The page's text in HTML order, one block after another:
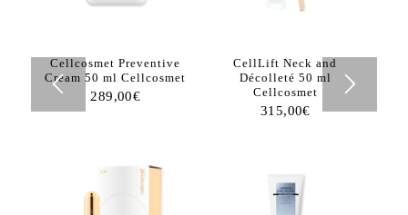
Cellcosmet Preventive
Cream 50 ml Cellcosmet
289,00€
CellLift Neck and
Décolleté 50 ml
Cellcosmet
315,00€